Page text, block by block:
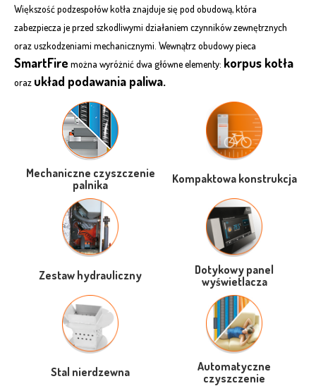
Większość podzespołów kotła znajduje się pod obudową, która
zabezpiecza je przed szkodliwymi działaniem czynników zewnętrznych
oraz uszkodzeniami mechanicznymi. Wewnątrz obudowy pieca
SmartFire można wyróżnić dwa główne elementy: korpus kotła
oraz układ podawania paliwa.
Mechaniczne czyszczenie
palnika
Kompaktowa konstrukcja
Zestaw hydrauliczny
Dotykowy panel
wyświetlacza
Stal nierdzewna
Automatyczne
czyszczenie